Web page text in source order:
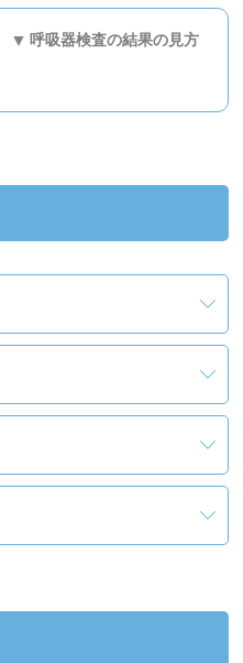
呼吸器検査の結果の見方